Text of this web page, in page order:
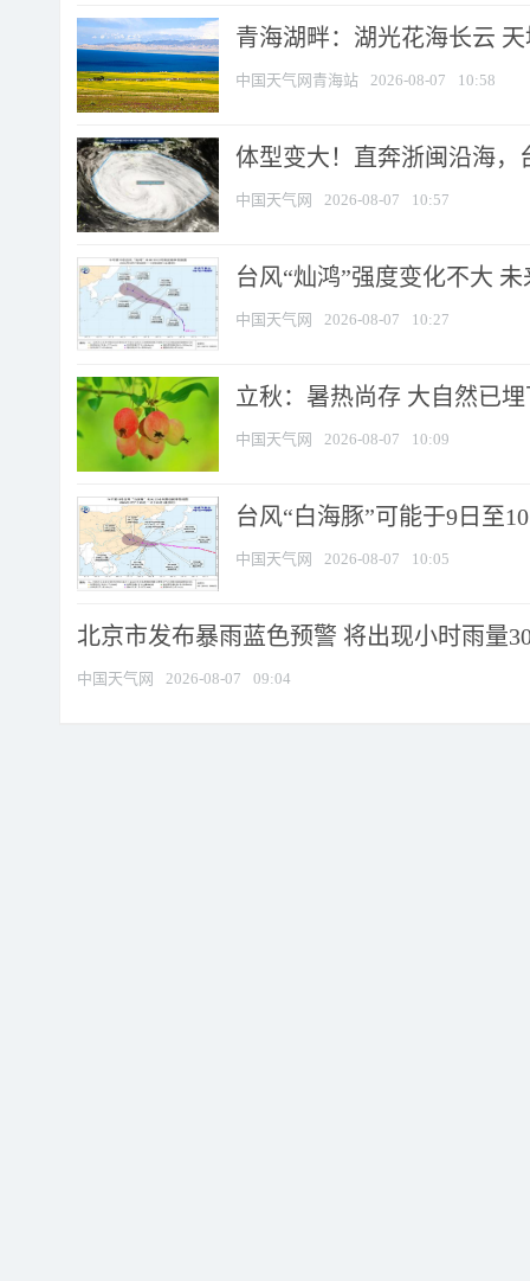
青海湖畔：湖光花海长云
中国天气网青海站 2026-08-07 10:58
体型变大！直奔浙闽沿海，
中国天气网 2026-08-07 10:57
台风“灿鸿”强度变化不大
中国天气网 2026-08-07 10:27
立秋：暑热尚存 大自然已
中国天气网 2026-08-07 10:09
台风“白海豚”可能于9日至
中国天气网 2026-08-07 10:05
北京市发布暴雨蓝色预警 将出现小时雨量
中国天气网 2026-08-07 09:04